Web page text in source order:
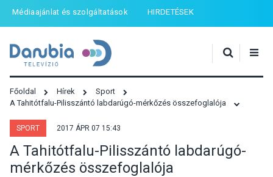
Médiaajánlat és szolgáltatások HIRDETÉSEK
Főoldal Hírek
Sport
A Tahitótfalu-Pilisszántó labdarúgó-mérkőzés összefoglalója
SPORT 2017 ÁPR 07 15:43
A Tahitótfalu-Pilisszántó labdarúgó-
mérkőzés összefoglalója